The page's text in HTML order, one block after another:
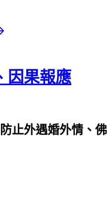
因果報應
止外遇婚外情、